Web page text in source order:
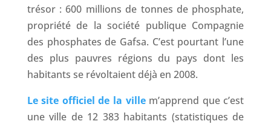
trésor : 600 millions de tonnes de phosphate,
propriété de la société publique Compagnie
des phosphates de Gafsa. C’est pourtant l’une
des plus pauvres régions du pays dont les
habitants se révoltaient déjà en 2008.
Le site officiel de la villem’apprend que c’est
une ville de 12 383 habitants (statistiques de